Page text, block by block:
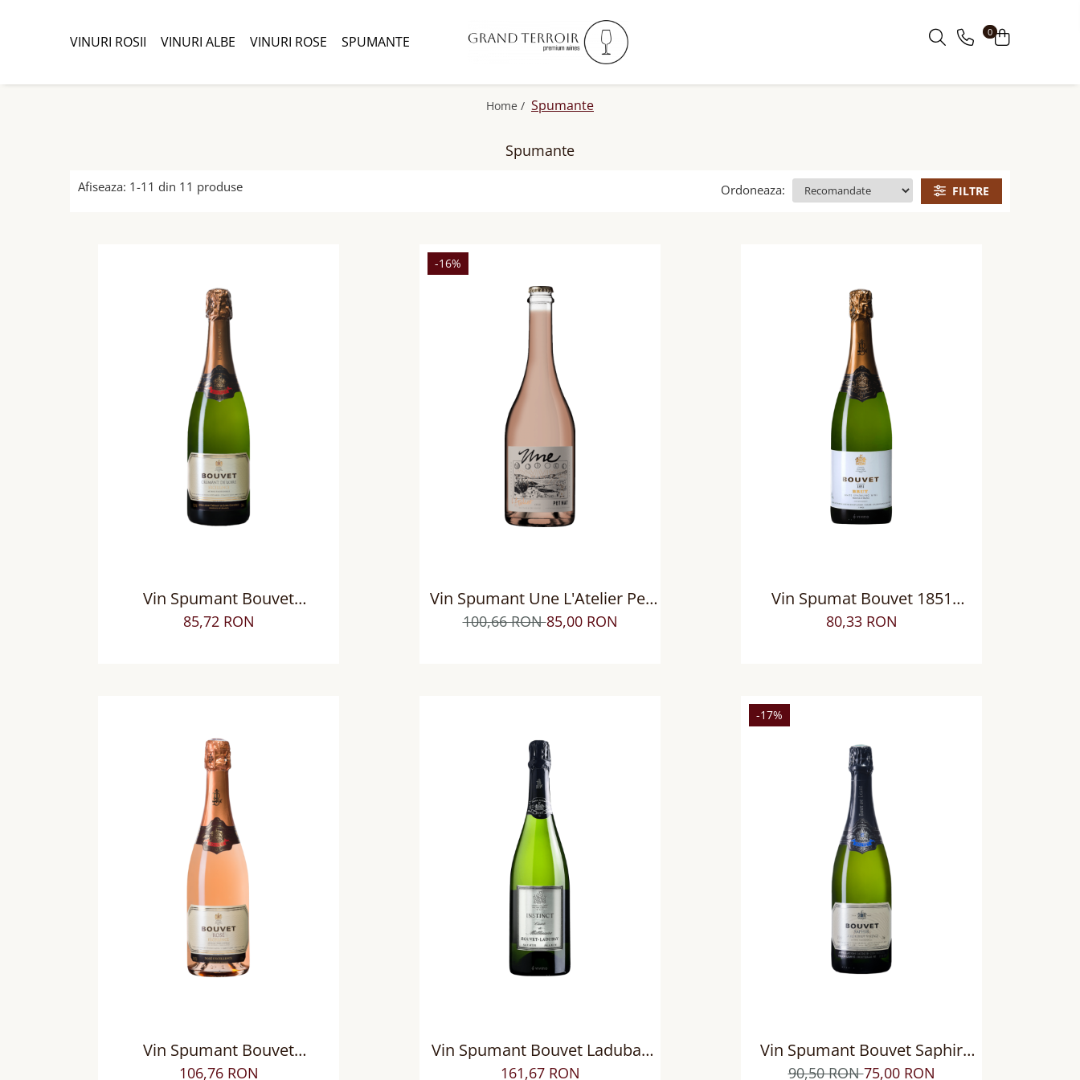
0
VINURI ROSII VINURI ALBE VINURI ROSE SPUMANTE
Home / Spumante
Spumante
Afiseaza: 1-11 din 11 produse FILTRE
Ordoneaza:
Vin Spumant Bouvet
L'Excellence Cremant de Loire
AOP Brut Blanc
85,72 RON
-16%
Vin Spumant Une L'Atelier Pet
Nat Rose BIODINAMIC
100,66 RON85,00 RON
Vin Spumat Bouvet 1851
Saumur AOP Loire Blanc Brut
80,33 RON
Vin Spumant Bouvet
L'Excellence Cremant de Loire
106,76 RON
Vin Spumant Bouvet Ladubay
Instinct Saumur AOP Loire Brut
161,67 RON
-17%
Vin Spumant Bouvet Saphir
Saumur AOP Loire Brut
90,50 RON75,00 RON